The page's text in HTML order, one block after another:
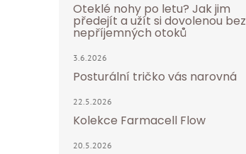
Oteklé nohy po letu? Jak jim
předejít a užít si dovolenou bez
nepříjemných otoků
3.6.2026
Posturální tričko vás narovná
22.5.2026
Kolekce Farmacell Flow
20.5.2026